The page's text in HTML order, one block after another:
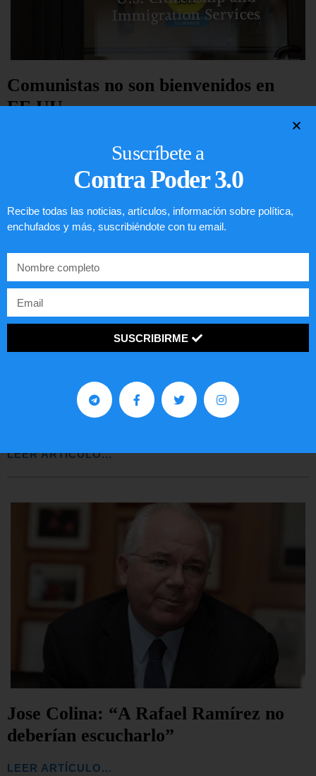
Comunistas no son bienvenidos en
EE.UU.
Preguntas frecuentes sobre la visa
EE.UU. 2020
LEER ARTÍCULO...
Jose Colina: “A Rafael Ramírez no
deberían escucharlo”
LEER ARTÍCULO...
Suscríbete a
Contra Poder 3.0
Recibe todas las noticias, artículos, información sobre política,
enchufados y más, suscribiéndote con tu email.
SUSCRIBIRME